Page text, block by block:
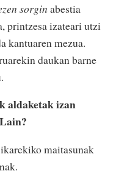
sorgin abestia
printzesa izateari utzi
kantuaren mezua.
daukan barne
aldaketak izan
maitasunak